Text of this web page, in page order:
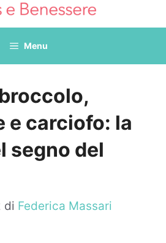
Menu
e carciofo: la
segno del
di Federica Massari